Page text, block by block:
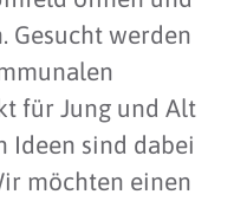
Gesucht werden
für Jung und Alt
Ideen sind dabei
möchten einen